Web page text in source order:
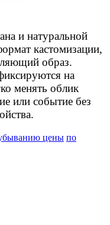
и натуральной
кастомизации,
образ.
на
менять облик
или событие без
цены по